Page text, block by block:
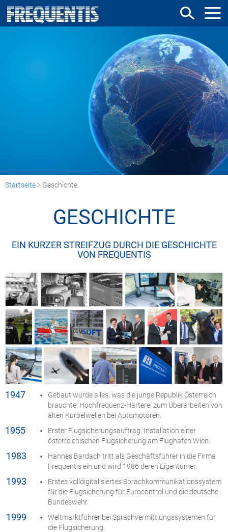
Direkt
zum
Inhalt
Startseite Geschichte
GESCHICHTE
EIN KURZER STREIFZUG DURCH DIE GESCHICHTE
VON FREQUENTIS
1947
Gebaut wurde alles, was die junge Republik Österreich
brauchte: Hochfrequenz-Härterei zum Überarbeiten von
alten Kurbelwellen bei Automotoren.
1955
Erster Flugsicherungsauftrag: Installation einer
österreichischen Flugsicherung am Flughafen Wien.
1983
Hannes Bardach tritt als Geschäftsführer in die Firma
Frequentis ein und wird 1986 deren Eigentümer.
1993
Erstes volldigitalisiertes Sprachkommunikationssystem
für die Flugsicherung für Eurocontrol und die deutsche
Bundeswehr.
1999
Weltmarktführer bei Sprachvermittlungssystemen für
die Flugsicherung.